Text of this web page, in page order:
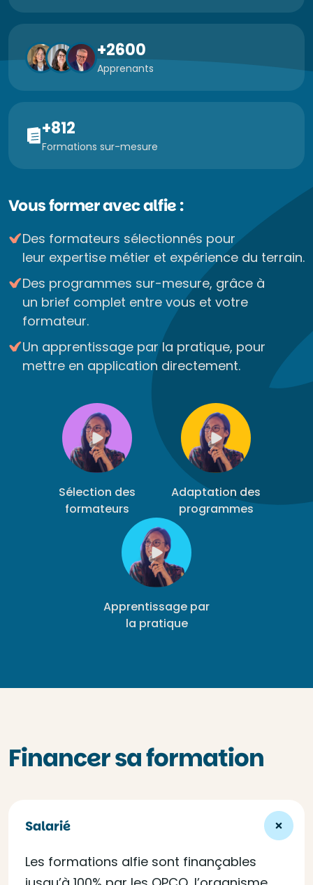
+2600
Apprenants
+812
Formations sur-mesure
Vous former avec alfie :
Des formateurs sélectionnés pour
leur expertise métier et expérience du terrain.
Des programmes sur-mesure, grâce à
un brief complet entre vous et votre
formateur.
Un apprentissage par la pratique, pour
mettre en application directement.
Sélection des
formateurs
Adaptation des
programmes
Apprentissage par
la pratique
Financer sa formation
Salarié
Les formations alfie sont finançables